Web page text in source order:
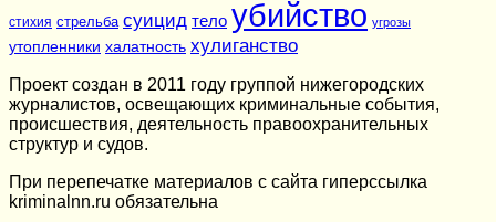
стихия стрельба суицид тело убийство угрозы
утопленники халатность хулиганство
Проект создан в 2011 году группой нижегородских
журналистов, освещающих криминальные события,
происшествия, деятельность правоохранительных
структур и судов.
При перепечатке материалов c сайта гиперссылка
kriminalnn.ru обязательна